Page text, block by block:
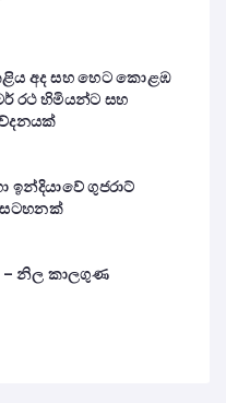
අද සහ හෙට කොළඹ
රථ හිමියන්ට සහ
ඉන්දියාවේ ගුජරාට්
– නිල කාලගුණ